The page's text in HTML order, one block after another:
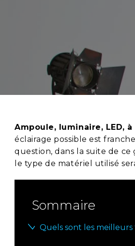
Ampoule, luminaire, LED,
éclairage possible est
question, dans la suite de
le type de matériel utilisé
Sommaire
Quels sont les meilleurs